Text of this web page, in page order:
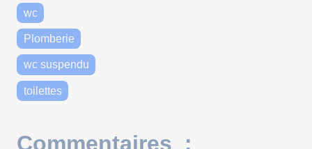
wc
Plomberie
wc suspendu
toilettes
Commentaires :